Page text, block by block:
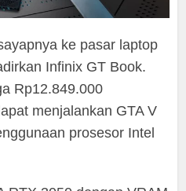
ke pasar laptop
Infinix GT Book.
Rp12.849.000
menjalankan GTA V
prosesor Intel